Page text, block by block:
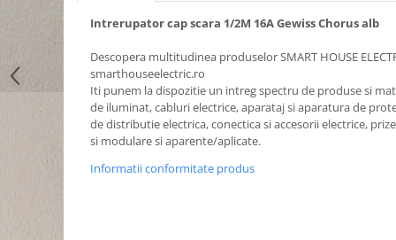
Intrerupator cap scara 1/2M 16A Gewiss Chorus alb
Descopera multitudinea produselor SMART HOUSE
smarthouseelectric.ro
Iti punem la dispozitie un intreg spectru de produse si
de iluminat, cabluri electrice, aparataj si aparatura de
de distributie electrica, conectica si accesorii electrice,
si modulare si aparente/aplicate.
Informatii conformitate produs